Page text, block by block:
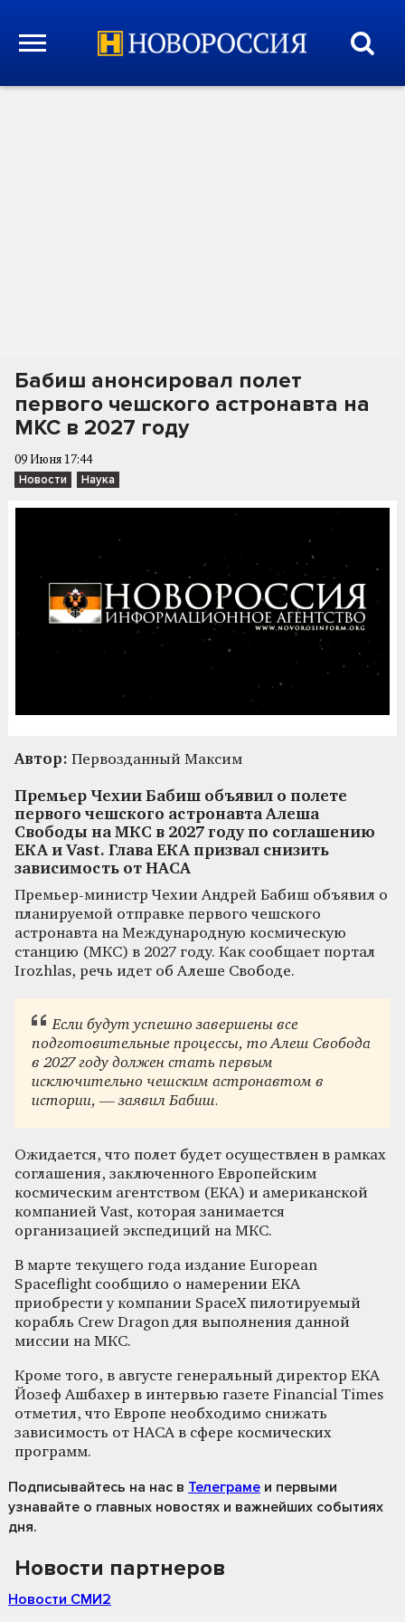
Бабиш анонсировал полет
первого чешского астронавта на
МКС в 2027 году
09 Июня 17:44
Новости Наука
Автор: Первозданный Максим
Премьер Чехии Бабиш объявил о полете
первого чешского астронавта Алеша
Свободы на МКС в 2027 году по соглашению
ЕКА и Vast. Глава ЕКА призвал снизить
зависимость от НАСА
Премьер-министр Чехии Андрей Бабиш объявил о
планируемой отправке первого чешского
астронавта на Международную космическую
станцию (МКС) в 2027 году. Как сообщает портал
Irozhlas, речь идет об Алеше Свободе.
Если будут успешно завершены все
подготовительные процессы, то Алеш Свобода
в 2027 году должен стать первым
исключительно чешским астронавтом в
истории, — заявил Бабиш.
Ожидается, что полет будет осуществлен в рамках
соглашения, заключенного Европейским
космическим агентством (ЕКА) и американской
компанией Vast, которая занимается
организацией экспедиций на МКС.
В марте текущего года издание European
Spaceflight сообщило о намерении ЕКА
приобрести у компании SpaceX пилотируемый
корабль Crew Dragon для выполнения данной
миссии на МКС.
Кроме того, в августе генеральный директор ЕКА
Йозеф Ашбахер в интервью газете Financial Times
отметил, что Европе необходимо снижать
зависимость от НАСА в сфере космических
программ.
Подписывайтесь на нас в Телеграме и первыми
узнавайте о главных новостях и важнейших событиях
дня.
Новости партнеров
Новости СМИ2